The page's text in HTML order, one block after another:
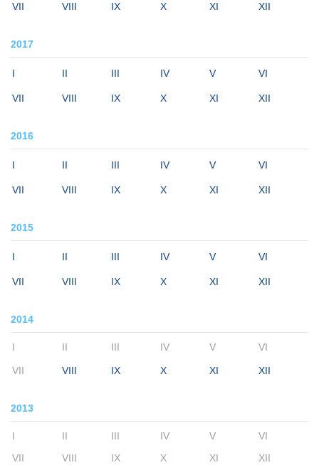
VII VIII IX X XI XII
2017
I II III IV V VI
VII VIII IX X XI XII
2016
I II III IV V VI
VII VIII IX X XI XII
2015
I II III IV V VI
VII VIII IX X XI XII
2014
I II III IV V VI
VII VIII IX X XI XII
2013
I II III IV V
VI
VII
VIII IX X XI XII